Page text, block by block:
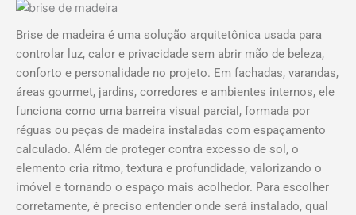
quando usar,
vantagens e como
escolher a madeira
ideal
Brise de madeira é uma solução arquitetônica usada para
controlar luz, calor e privacidade sem abrir mão de beleza,
conforto e personalidade no projeto. Em fachadas, varandas,
áreas gourmet, jardins, corredores e ambientes internos, ele
funciona como uma barreira visual parcial, formada por
réguas ou peças de madeira instaladas com espaçamento
calculado. Além de proteger contra excesso de sol, o
elemento cria ritmo, textura e profundidade, valorizando o
imóvel e tornando o espaço mais acolhedor. Para escolher
corretamente, é preciso entender onde será instalado, qual
Facebook
Instagram
TikTokYoutube
O
preço
original
era:
R$ 220,00.
O
preço
atual
é:
R$ 149,90.
O
preço
original
era:
R$ 323,88.
O
preço
atual
é:
R$ 297,90.
O
preço
original
era:
R$ 347,88.
O
preço
atual
é:
R$ 333,90.
O
preço
original
era:
R$ 247,00.
O
preço
atual
é:
R$ 179,90.
O
preço
original
era:
R$ 320,00.
O
preço
atual
é:
R$ 162,00.